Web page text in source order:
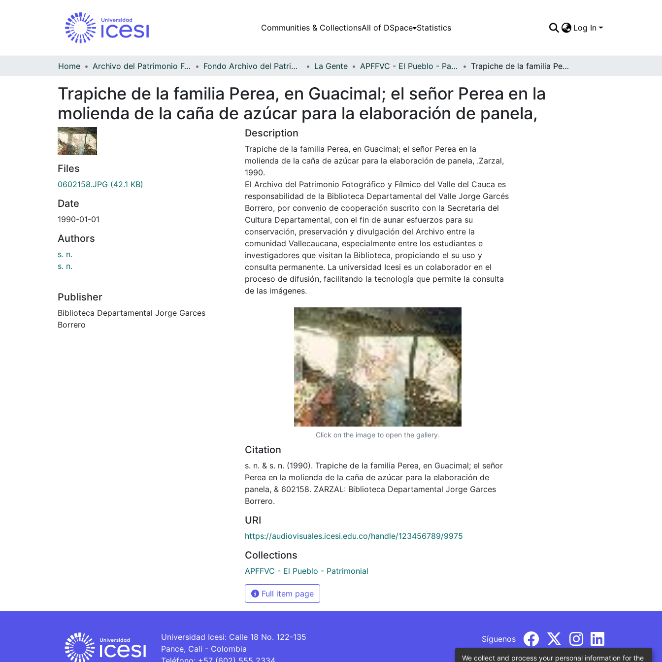
Communities & CollectionsAll of DSpace Statistics Log In
Home Archivo del Patrimonio Fotográfico y Fílmico del Valle del Cauca Fondo Archivo del Patrimonio Fotográfico y Fílmico del Valle del Cauca La Gente APFFVC - El Pueblo - Patrimonial Trapiche de la familia Perea, en Guacimal; el señor Perea en la molienda de la caña de azúcar para la elaboración de panela,
Trapiche de la familia Perea, en Guacimal; el señor Perea en la
molienda de la caña de azúcar para la elaboración de panela,
Files
0602158.JPG (42.1 KB)
Date
1990-01-01
Authors
s. n.
s. n.
Publisher
Biblioteca Departamental Jorge Garces
Borrero
Description
Trapiche de la familia Perea, en Guacimal; el señor Perea en la
molienda de la caña de azúcar para la elaboración de panela, .Zarzal,
1990.
El Archivo del Patrimonio Fotográfico y Fílmico del Valle del Cauca es
responsabilidad de la Biblioteca Departamental del Valle Jorge Garcés
Borrero, por convenio de cooperación suscrito con la Secretaria del
Cultura Departamental, con el fin de aunar esfuerzos para su
conservación, preservación y divulgación del Archivo entre la
comunidad Vallecaucana, especialmente entre los estudiantes e
investigadores que visitan la Biblioteca, propiciando el su uso y
consulta permanente. La universidad Icesi es un colaborador en el
proceso de difusión, facilitando la tecnología que permite la consulta
de las imágenes.
Click on the image to open the gallery.
Citation
s. n. & s. n. (1990). Trapiche de la familia Perea, en Guacimal; el señor
Perea en la molienda de la caña de azúcar para la elaboración de
panela, & 602158. ZARZAL: Biblioteca Departamental Jorge Garces
Borrero.
URI
https://audiovisuales.icesi.edu.co/handle/123456789/9975
Collections
APFFVC - El Pueblo - Patrimonial
Full item page
Universidad Icesi: Calle 18 No. 122-135
Pance, Cali - Colombia
Síguenos
We collect and process your personal information for the